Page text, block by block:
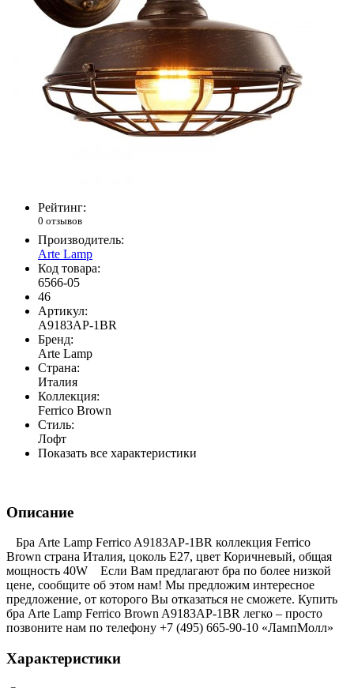
Рейтинг:
0 отзывов
Производитель:
Arte Lamp
Код товара:
6566-05
46
Артикул:
A9183AP-1BR
Бренд:
Arte Lamp
Страна:
Италия
Коллекция:
Ferrico Brown
Стиль:
Лофт
Показать все характеристики
Описание
Бра Arte Lamp Ferrico A9183AP-1BR коллекция Ferrico
Brown страна Италия, цоколь E27, цвет Коричневый, общая
мощность 40W Если Вам предлагают бра по более низкой
цене, сообщите об этом нам! Мы предложим интересное
предложение, от которого Вы отказаться не сможете. Купить
бра Arte Lamp Ferrico Brown A9183AP-1BR легко – просто
позвоните нам по телефону +7 (495) 665-90-10 «ЛампМолл»
Характеристики